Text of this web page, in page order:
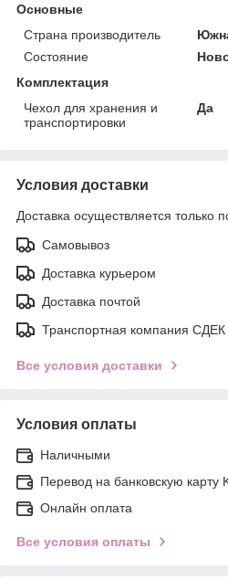
Основные
Страна производитель
Состояние
Комплектация
Чехол для хранения и
транспортировки
Да
Условия доставки
Доставка осуществляется только
Самовывоз
Доставка курьером
Доставка почтой
Транспортная компания СДЕК
Все условия доставки
Условия оплаты
Наличными
Перевод на банковскую карту
Онлайн оплата
Все условия оплаты